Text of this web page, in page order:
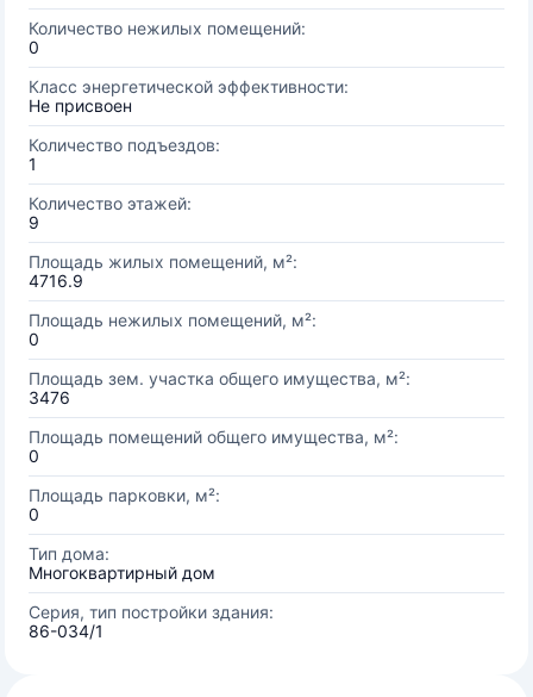
Количество нежилых помещений:
0
Класс энергетической эффективности:
Не присвоен
Количество подъездов:
1
Количество этажей:
9
Площадь жилых помещений, м²:
4716.9
Площадь нежилых помещений, м²:
0
Площадь зем. участка общего имущества, м²:
3476
Площадь помещений общего имущества, м²:
0
Площадь парковки, м²:
0
Тип дома:
Многоквартирный дом
Серия, тип постройки здания:
86-034/1